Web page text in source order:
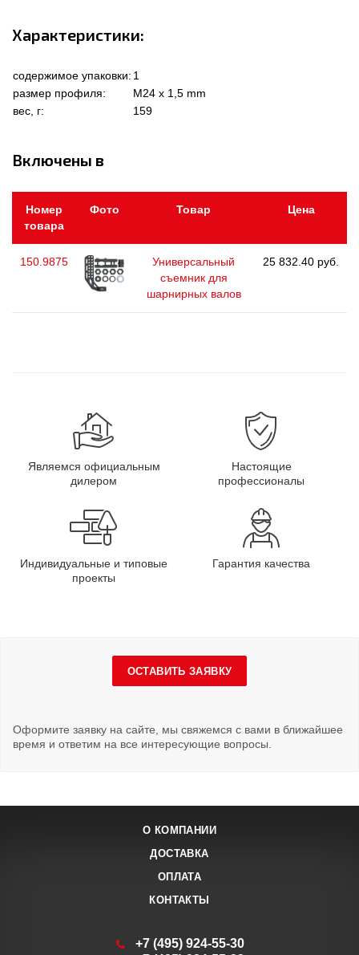
Характеристики:
содержимое упаковки: 1
размер профиля:
M24 x 1,5 mm
вес, г:
159
Включены в
Номер
товара
Фото Товар Цена
150.9875
Универсальный
съемник для
шарнирных валов
25 832.40 руб.
Являемся официальным
дилером
Настоящие
профессионалы
Индивидуальные и типовые
проекты
Гарантия качества
ОСТАВИТЬ ЗАЯВКУ
Оформите заявку на сайте, мы свяжемся с вами в ближайшее
время и ответим на все интересующие вопросы.
О КОМПАНИИ
ДОСТАВКА
ОПЛАТА
КОНТАКТЫ
+7 (495) 924-55-30